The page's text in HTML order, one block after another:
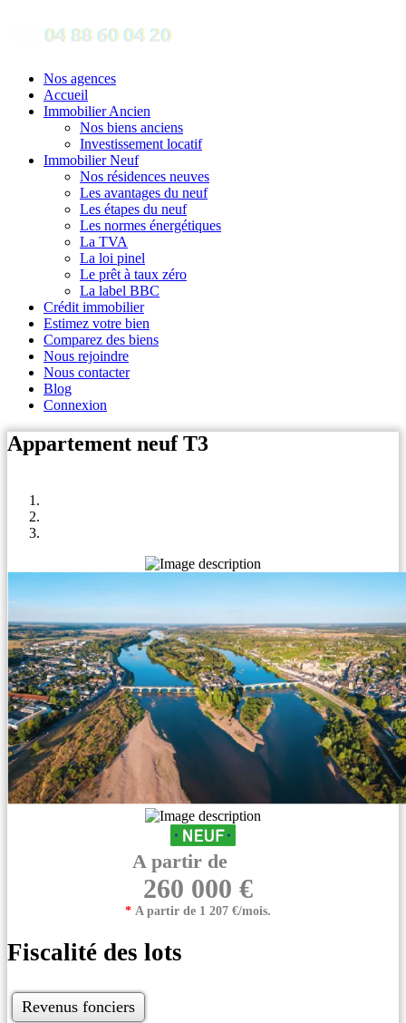
Nos agences
Accueil
Immobilier Ancien
Nos biens anciens
Investissement locatif
Immobilier Neuf
Nos résidences neuves
Les avantages du neuf
Les étapes du neuf
Les normes énergétiques
La TVA
La loi pinel
Le prêt à taux zéro
La label BBC
Crédit immobilier
Estimez votre bien
Comparez des biens
Nous rejoindre
Nous contacter
Blog
Connexion
Appartement neuf T3
A partir de
260 000 €
*A partir de 1 207 €/mois.
Fiscalité des lots
Revenus fonciers